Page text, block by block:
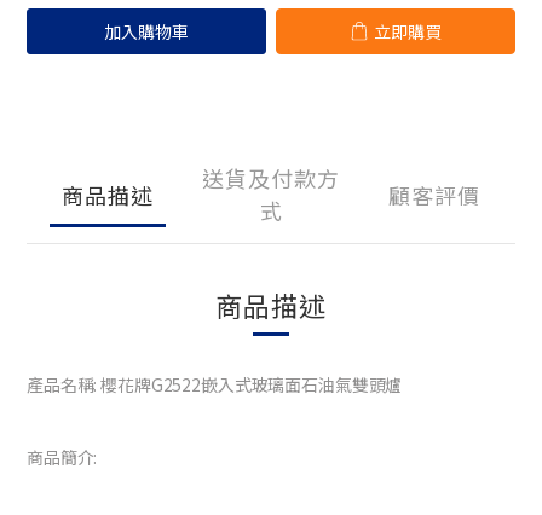
加入購物車 立即購買
商品描述
送貨及付款方
式
顧客評價
商品描述
產品名稱: 櫻花牌G2522嵌入式玻璃面石油氣雙頭爐
商品簡介: